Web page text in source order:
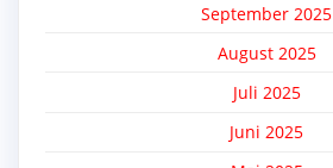
September 2025
August 2025
Juli 2025
Juni 2025